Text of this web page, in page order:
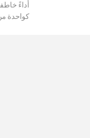
أداءً
كواحدة